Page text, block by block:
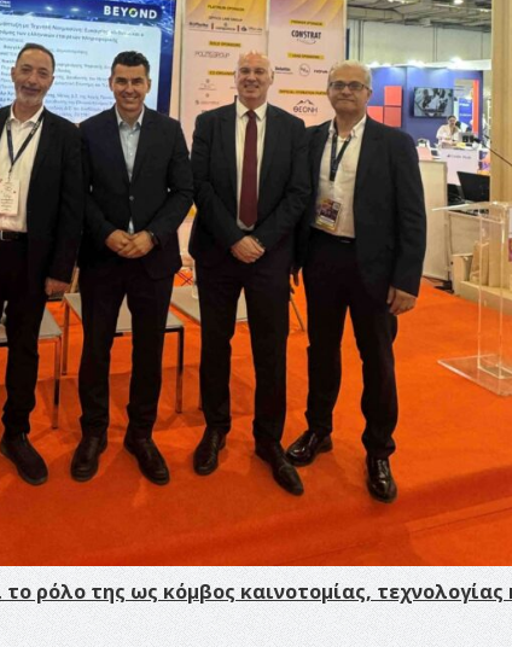
ρόλο της ως κόμβος καινοτομίας, τεχνολογίας